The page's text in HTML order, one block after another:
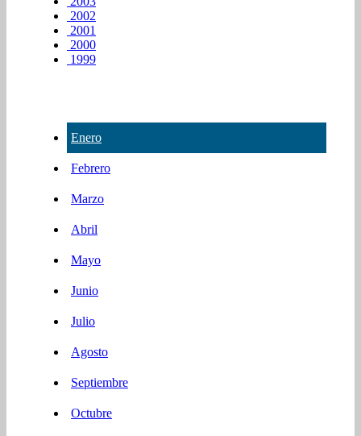
2002
2001
2000
1999
Enero
Febrero
Marzo
Abril
Mayo
Junio
Julio
Agosto
Septiembre
Octubre